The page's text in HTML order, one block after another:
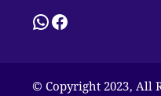
WhatsApp
Facebook
© Copyright 2023, All